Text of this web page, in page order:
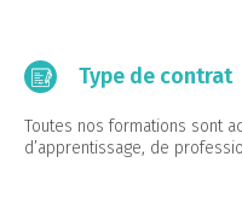
Type de contrat
Toutes nos formations sont
d’apprentissage, de